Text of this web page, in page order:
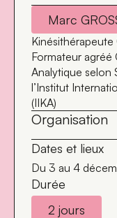
Marc
Formateur
Analytique
l’Institut
(IIKA)
Organisation
Dates et lieux
Du 3 au 4
Durée
2 jours